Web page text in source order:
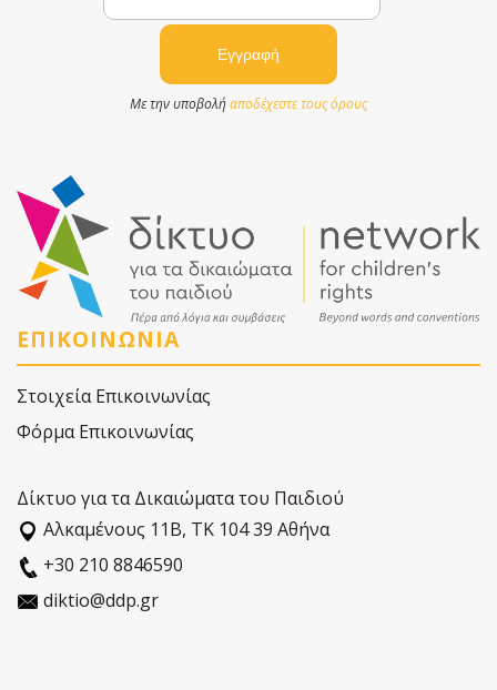
Με την υποβολήαποδέχεστε τους όρους
ΕΠΙΚΟΙΝΩΝΙΑ
Στοιχεία Επικοινωνίας
Φόρμα Επικοινωνίας
Δίκτυο για τα Δικαιώματα του Παιδιού
Αλκαµένους 11Β, ΤΚ 104 39 Αθήνα
+30 210 8846590
diktio@ddp.gr